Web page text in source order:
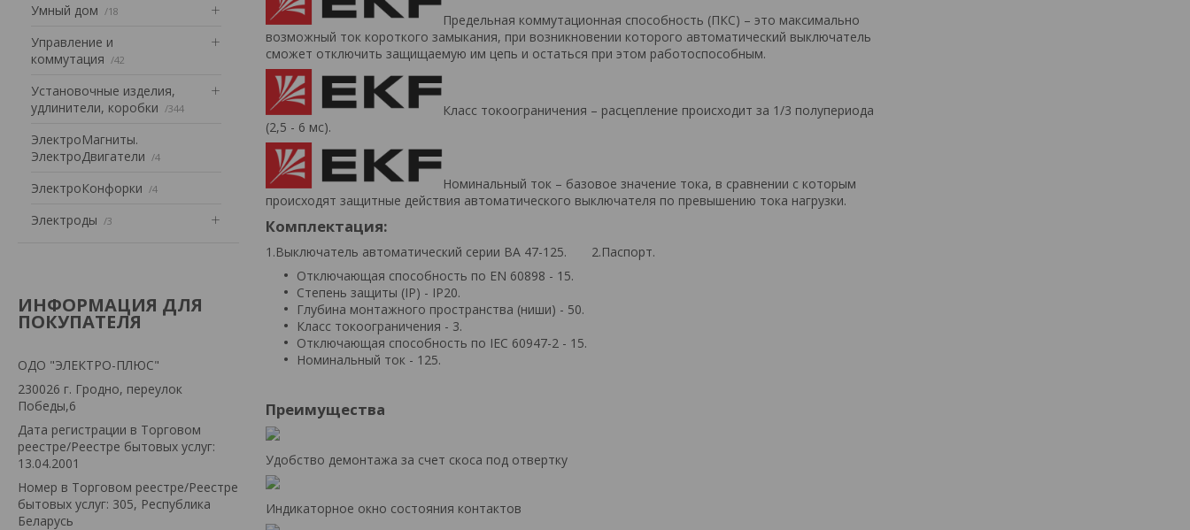
Умный дом 18
Управление и
коммутация
42
Установочные изделия,
удлинители, коробки
344
ЭлектроМагниты.
ЭлектроДвигатели
4
ЭлектроКонфорки 4
Электроды 3
ИНФОРМАЦИЯ ДЛЯ
ПОКУПАТЕЛЯ
ОДО "ЭЛЕКТРО-ПЛЮС"
230026 г. Гродно, переулок
Победы,6
Дата регистрации в Торговом
реестре/Реестре бытовых услуг:
13.04.2001
Номер в Торговом реестре/Реестре
бытовых услуг: 305, Республика
Беларусь
Предельная коммутационная способность (ПКС) – это максимально
возможный ток короткого замыкания, при возникновении которого автоматический выключатель
сможет отключить защищаемую им цепь и остаться при этом работоспособным.
Класс токоограничения – расцепление происходит за 1/3 полупериода
(2,5 - 6 мс).
Номинальный ток – базовое значение тока, в сравнении с которым
происходят защитные действия автоматического выключателя по превышению тока нагрузки.
Комплектация:
1.Выключатель автоматический серии ВА 47-125. 2.Паспорт.
Отключающая способность по EN 60898 - 15.
Степень защиты (IP) - IP20.
Глубина монтажного пространства (ниши) - 50.
Класс токоограничения - 3.
Отключающая способность по IEC 60947-2 - 15.
Номинальный ток - 125.
Преимущества
Удобство демонтажа за счет скоса под отвертку
Индикаторное окно состояния контактов